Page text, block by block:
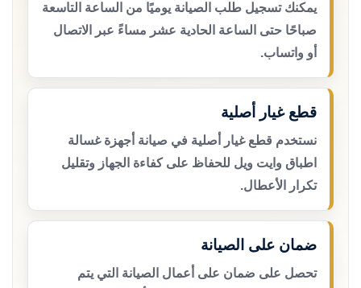
يمكنك تسجيل طلب الصيانة يوميًا من الساعة التاسعة
صباحًا حتى الساعة الحادية عشر مساءً عبر الاتصال
أو واتساب.
قطع غيار أصلية
نستخدم قطع غيار أصلية في صيانة أجهزة غسالة
اطباق وايت ويل للحفاظ على كفاءة الجهاز وتقليل
تكرار الأعطال.
ضمان على الصيانة
تحصل على ضمان على أعمال الصيانة التي يتم